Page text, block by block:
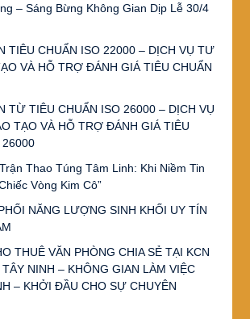
– Sáng Bừng Không Gian Dịp Lễ 30/4
TIÊU CHUẨN ISO 22000 – DỊCH VỤ TƯ
VÀ HỖ TRỢ ĐÁNH GIÁ TIÊU CHUẨN
TỪ TIÊU CHUẨN ISO 26000 – DỊCH VỤ
TẠO VÀ HỖ TRỢ ĐÁNH GIÁ TIÊU
26000
Thao Túng Tâm Linh: Khi Niềm Tin
Vòng Kim Cô”
NĂNG LƯỢNG SINH KHỐI UY TÍN
THUÊ VĂN PHÒNG CHIA SẺ TẠI KCN
NINH – KHÔNG GIAN LÀM VIỆC
– KHỞI ĐẦU CHO SỰ CHUYÊN